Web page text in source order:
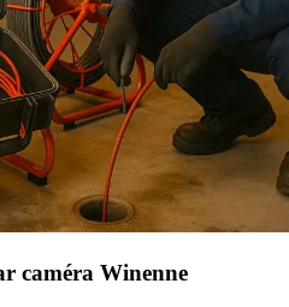
caméra Winenne